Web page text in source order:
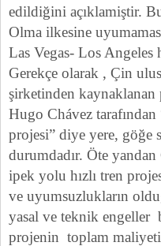
edildiğini açıklamiştir.
Olma ilkesine
Las Vegas- Los Angeles
Gerekçe olarak , Çin
şirketinden kaynaklanan
Hugo Chávez
projesi” diye yere, göğe
durumdadır. Öte
ipek yolu hızlı tren
ve uyumsuzlukların
yasal ve teknik engeller
projenin toplam